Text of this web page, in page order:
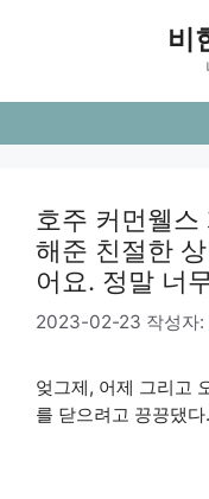
너
비
호주 커먼웰
해준 친절한
어요. 정말 너
2023-02-23 작성자:
엊그제, 어제 그리고
를 닫으려고 끙끙댔다.